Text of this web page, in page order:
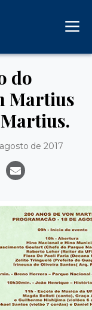
do
Martius
de 2017